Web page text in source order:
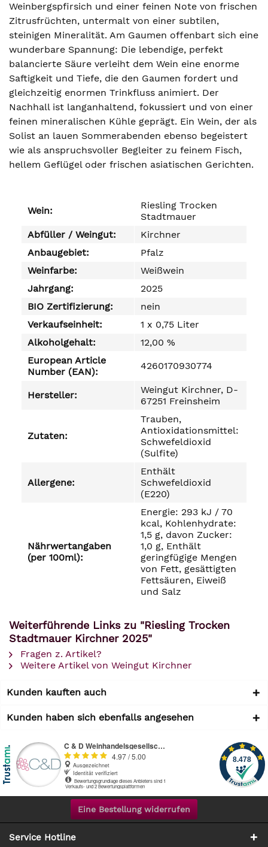
Weinbergspfirsich und einer feinen Note von frischen
Zitrusfrüchten, untermalt von einer subtilen,
steinigen Mineralität. Am Gaumen offenbart sich eine
wunderbare Spannung: Die lebendige, perfekt
balancierte Säure verleiht dem Wein eine enorme
Saftigkeit und Tiefe, die den Gaumen fordert und
gleichzeitig enormen Trinkfluss animiert. Der
Nachhall ist langanhaltend, fokussiert und von einer
feinen mineralischen Kühle geprägt. Ein Wein, der als
Solist an lauen Sommerabenden ebenso begeistert
wie als anspruchsvoller Begleiter zu feinem Fisch,
hellem Geflügel oder frischen asiatischen Gerichten.
Wein:
Riesling Trocken
Stadtmauer
Abfüller / Weingut:
Kirchner
Anbaugebiet:
Pfalz
Weinfarbe:
Weißwein
Jahrgang:
2025
BIO Zertifizierung:
nein
Verkaufseinheit:
1 x 0,75 Liter
Alkoholgehalt:
12,00 %
European Article
Number (EAN):
4260170930774
Hersteller:
Weingut Kirchner, D-
67251 Freinsheim
Zutaten:
Trauben,
Antioxidationsmittel:
Schwefeldioxid
(Sulfite)
Allergene:
Enthält
Schwefeldioxid
(E220)
Nährwertangaben
(per 100ml):
Energie: 293 kJ / 70
kcal, Kohlenhydrate:
1,5 g, davon Zucker:
1,0 g, Enthält
geringfügige Mengen
von Fett, gesättigten
Fettsäuren, Eiweiß
und Salz
Weiterführende Links zu "Riesling Trocken
Stadtmauer Kirchner 2025"
Fragen z. Artikel?
Weitere Artikel von Weingut Kirchner
Kunden kauften auch
Kunden haben sich ebenfalls angesehen
Eine Bestellung widerrufen
Service Hotline